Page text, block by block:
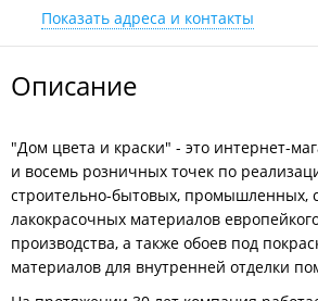
Показать адреса и контакты
Описание
"Дом цвета и краски" - это интернет-
и восемь розничных точек по
строительно-бытовых, промышленных,
лакокрасочных материалов
производства, а также обоев под
материалов для внутренней отделки